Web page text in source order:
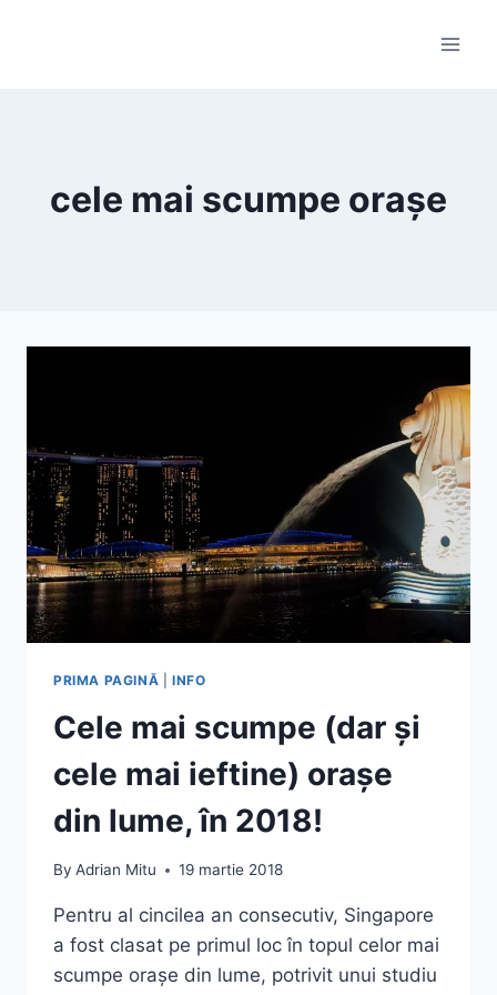
cele mai scumpe orașe
PRIMA PAGINĂ INFO
Cele mai scumpe (dar și
cele mai ieftine) orașe
din lume, în 2018!
By Adrian Mitu 19 martie 2018
Pentru al cincilea an consecutiv, Singapore
a fost clasat pe primul loc în topul celor mai
scumpe orașe din lume, potrivit unui studiu